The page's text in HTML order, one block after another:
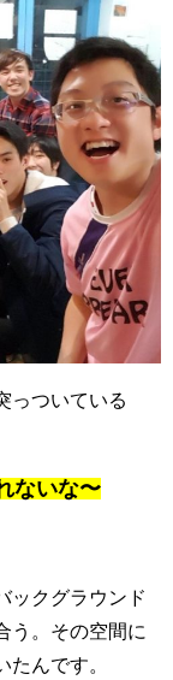
っついている
ないな〜
ックグラウンド
う。その空間に
んです。